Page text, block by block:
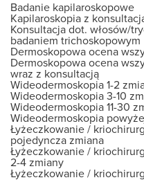
Badanie kapilaroskopowe
Kapilaroskopia z
Konsultacja dot. włosów/
badaniem trichoskopowym
Dermoskopowa ocena
Dermoskopowa ocena
wraz z konsultacją
Wideodermoskopia 1-2
Wideodermoskopia 3-10
Wideodermoskopia 11-30
Wideodermoskopia
Łyżeczkowanie /
pojedyncza zmiana
Łyżeczkowanie /
2-4 zmiany
Łyżeczkowanie /